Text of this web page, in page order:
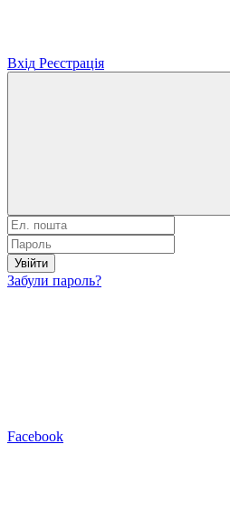
Вхід Реєстрація
Увійти
Забули пароль?
Facebook